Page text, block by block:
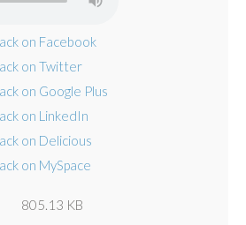
805.13 KB